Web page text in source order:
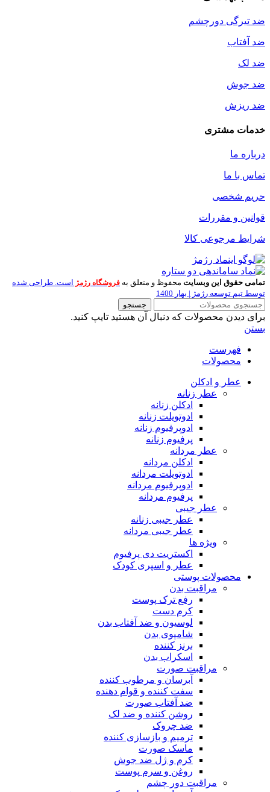
ضد تیرگی دورچشم
ضد آفتاب
ضد لک
ضد جوش
ضد ریزش
خدمات مشتری
درباره ما
تماس با ما
حریم شخصی
قوانین و مقررات
شرایط مرجوعی کالا
تمامی حقوق این وبسایت محفوظ و متعلق به فروشگاه رژمژ است. طراحی شده
توسط تیم توسعه رژمژ | بهار 1400
جستجو
برای دیدن محصولات که دنبال آن هستید تایپ کنید.
بستن
فهرست
محصولات
عطر و ادکلن
عطر زنانه
ادکلن زنانه
ادوتویلت زنانه
ادوپرفیوم زنانه
پرفیوم زنانه
عطر مردانه
ادکلن مردانه
ادوتویلت مردانه
ادوپرفیوم مردانه
پرفیوم مردانه
عطر جیبی
عطر جیبی زنانه
عطر جیبی مردانه
ویژه ها
اکستریت دی پرفیوم
عطر و اسپری کودک
محصولات پوستی
مراقبت بدن
رفع ترک پوست
کرم دست
لوسیون و ضد آفتاب بدن
شامپوی بدن
برنز کننده
اسکراب بدن
مراقبت صورت
آبرسان و مرطوب کننده
سفت کننده و قوام دهنده
ضد آفتاب صورت
روشن کننده و ضد لک
ضد چروک
ترمیم و بازسازی کننده
ماسک صورت
کرم و ژل ضد جوش
روغن و سرم پوست
مراقبت دور چشم